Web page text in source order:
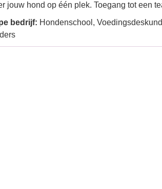
jouw hond op één plek. Toegang tot een
bedrijf: Hondenschool,